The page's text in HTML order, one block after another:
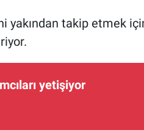
yakından takip etmek
yetişiyor